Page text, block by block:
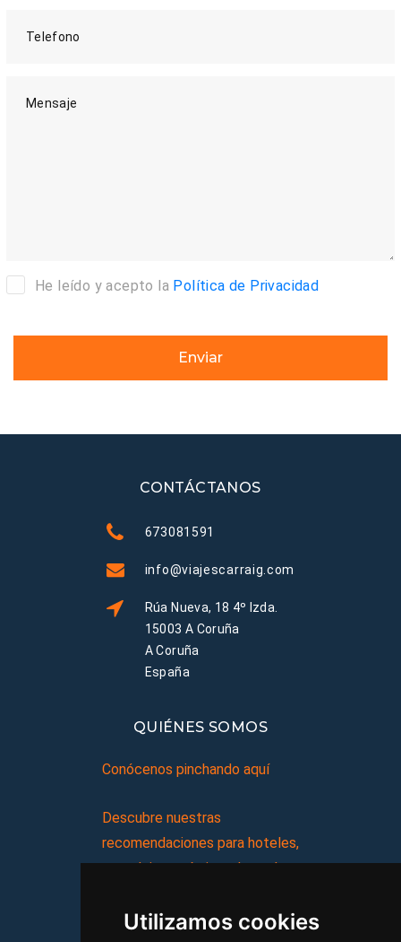
Utilizamos cookies
Telefono
Mensaje
He leído y acepto la Política de Privacidad
Enviar
CONTÁCTANOS
673081591
info@viajescarraig.com
Rúa Nueva, 18 4º Izda.
15003 A Coruña
A Coruña
España
QUIÉNES SOMOS
Conócenos pinchando aquí
Descubre nuestras
recomendaciones para hoteles,
complejos turísticos, hostales,
viajes, y mucho más!